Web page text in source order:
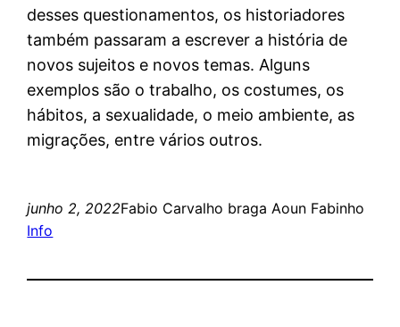
desses questionamentos, os historiadores
também passaram a escrever a história de
novos sujeitos e novos temas. Alguns
exemplos são o trabalho, os costumes, os
hábitos, a sexualidade, o meio ambiente, as
migrações, entre vários outros.
junho 2, 2022Fabio Carvalho braga Aoun Fabinho
Info